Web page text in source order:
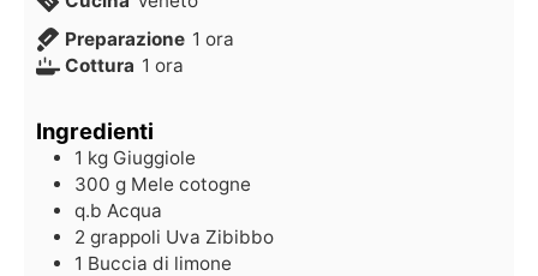
Preparazione 1 ora
Cottura 1 ora
Ingredienti
1 kg Giuggiole
300 g Mele cotogne
q.b Acqua
2 grappoli Uva Zibibbo
1 Buccia di limone